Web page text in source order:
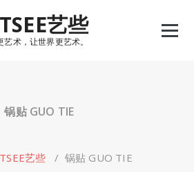
艺些
艺术，让世界更艺术。
锅贴 GUO TIE
艺些 / 锅贴 GUO TIE